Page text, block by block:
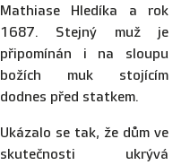
Mathiase Hledíka a rok
1687. Stejný muž je
připomínán i na sloupu
božích muk stojícím
dodnes před statkem.
Ukázalo se tak, že dům ve
skutečnosti ukrývá